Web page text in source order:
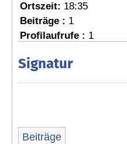
Ortszeit: 18:35
Beiträge : 1
Profilaufrufe : 1
Signatur
Beiträge